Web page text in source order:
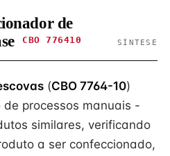
de
CBO 776410 SÍNTESE
(CBO 7764-10)
processos manuais -
similares, verificando
a ser confeccionado,